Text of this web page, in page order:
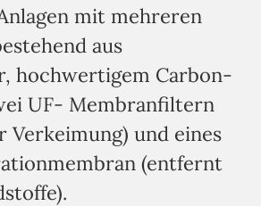
mit mehreren
aus
hochwertigem Carbon-
UF- Membranfiltern
Verkeimung) und eines
(entfernt